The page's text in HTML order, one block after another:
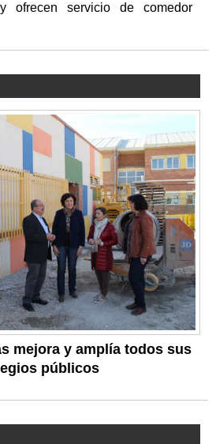
ofrecen servicio de comedor
mejora y amplía todos sus
públicos